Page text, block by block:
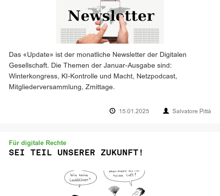
Das «Update» ist der monatliche Newsletter der Digitalen
Gesellschaft. Die Themen der Januar-Ausgabe sind:
Winterkongress, KI-Kontrolle und Macht, Netzpodcast,
Mitgliederversammlung, Zmittage.
15.01.2025 Salvatore Pittà
Für digitale Rechte
SEI TEIL UNSERER ZUKUNFT!